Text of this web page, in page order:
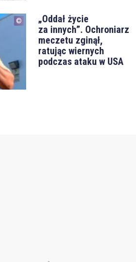
„Oddał życie
za innych”. Ochroniarz
meczetu zginął,
ratując wiernych
podczas ataku w USA